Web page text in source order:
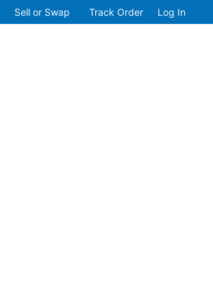
Sell or Swap Track Order Log In